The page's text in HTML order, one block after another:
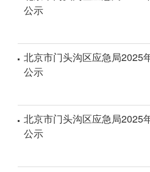
公示
北京市门头沟区应急局2025
公示
北京市门头沟区应急局2025
公示